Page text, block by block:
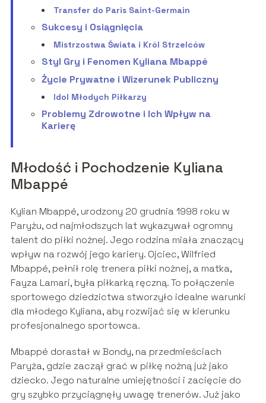
Transfer do Paris Saint-Germain
Sukcesy i Osiągnięcia
Mistrzostwa Świata i Król Strzelców
Styl Gry i Fenomen Kyliana Mbappé
Życie Prywatne i Wizerunek Publiczny
Idol Młodych Piłkarzy
Problemy Zdrowotne i Ich Wpływ na
Karierę
Młodość i Pochodzenie Kyliana
Mbappé
Kylian Mbappé, urodzony 20 grudnia 1998 roku w
Paryżu, od najmłodszych lat wykazywał ogromny
talent do piłki nożnej. Jego rodzina miała znaczący
wpływ na rozwój jego kariery. Ojciec, Wilfried
Mbappé, pełnił rolę trenera piłki nożnej, a matka,
Fayza Lamari, była piłkarką ręczną. To połączenie
sportowego dziedzictwa stworzyło idealne warunki
dla młodego Kyliana, aby rozwijać się w kierunku
profesjonalnego sportowca.
Mbappé dorastał w Bondy, na przedmieściach
Paryża, gdzie zaczął grać w piłkę nożną już jako
dziecko. Jego naturalne umiejętności i zacięcie do
gry szybko przyciągnęły uwagę trenerów. Już jako